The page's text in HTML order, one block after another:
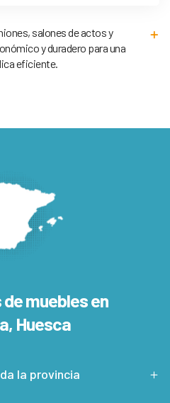
salones de actos y
y duradero para una
eficiente.
muebles en
Huesca
la provincia